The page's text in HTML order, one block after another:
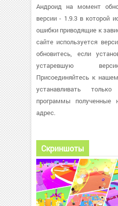
Андроид на момент
версии - 1.9.3 в которой
ошибки приводящие к
сайте используется
обновитесь, если
устаревшую
Присоединяйтесь к
устанавливать
программы полученные
адрес.
Скриншоты